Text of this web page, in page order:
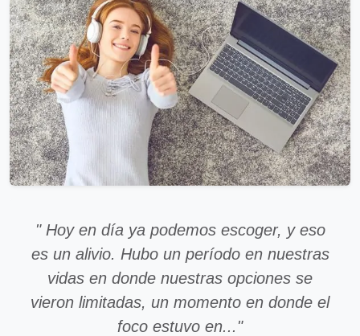
" Hoy en día ya podemos escoger, y eso
es un alivio. Hubo un período en nuestras
vidas en donde nuestras opciones se
vieron limitadas, un momento en donde el
foco estuvo en..."